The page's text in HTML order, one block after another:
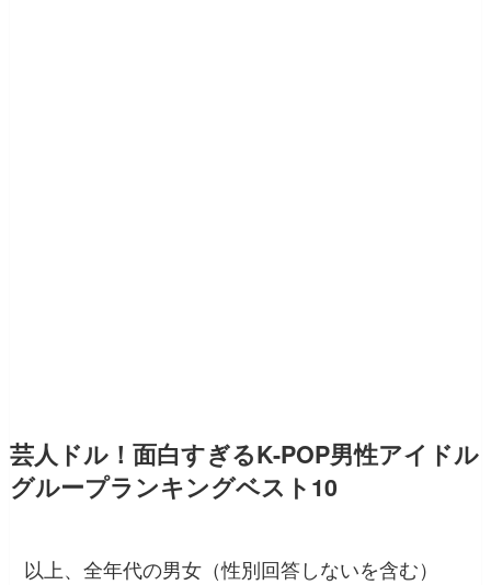
芸人ドル！面白すぎるK-POP男性アイドル
グループランキングベスト10
以上、全年代の男女（性別回答しないを含む）